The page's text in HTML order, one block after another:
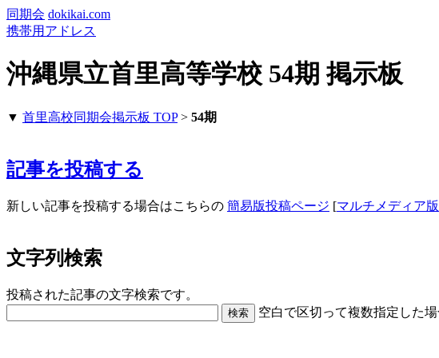
同期会 dokikai.com
携帯用アドレス
沖縄県立首里高等学校 54期 掲示板
▼ 首里高校同期会掲示板 TOP> 54期
記事を投稿する
新しい記事を投稿する場合はこちらの 簡易版投稿ページ [マルチメディア版
文字列検索
投稿された記事の文字検索です。
空白で区切って複数指定した場